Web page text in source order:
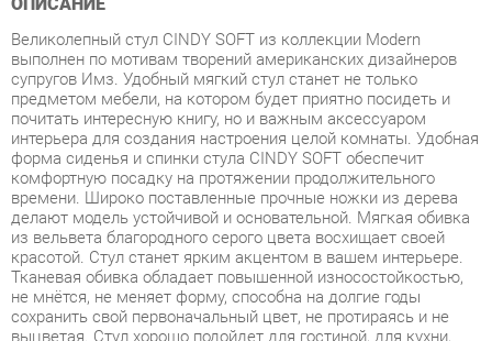
супругов Имз. Удобный мягкий стул станет не только
предметом мебели, на котором будет приятно посидеть и
почитать интересную книгу, но и важным аксессуаром
интерьера для создания настроения целой комнаты. Удобная
форма сиденья и спинки стула CINDY SOFT обеспечит
комфортную посадку на протяжении продолжительного
времени. Широко поставленные прочные ножки из дерева
делают модель устойчивой и основательной. Мягкая обивка
из вельвета благородного серого цвета восхищает своей
красотой. Стул станет ярким акцентом в вашем интерьере.
Тканевая обивка обладает повышенной износостойкостью,
не мнётся, не меняет форму, способна на долгие годы
сохранить свой первоначальный цвет, не протираясь и не
выцветая. Стул хорошо подойдет для гостиной, для кухни,
для спальни, для ресторана или для кафе. Стул очень прост в
сборке, инструкция по сборке прилагается. Страна-
производитель: КИТАЙ